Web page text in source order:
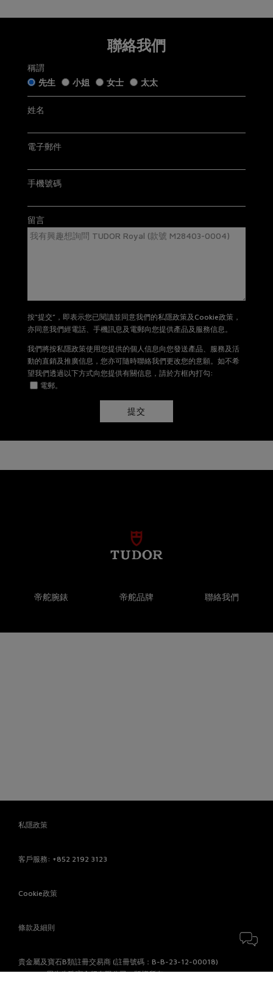
Tudor五年保用以保用證上日期起計 (保用證上日期按銷售發票
開立日期而定，保養內容詳情請參閱 Tudor官方網站
未曾佩戴、使用或修改，仍保持銷售時的狀態；及
聯絡客戶服務
電郵:watch@chowsangsang.com
星期一至星期日: 11AM -8PM
聯絡我們
稱謂
先生
小姐 女士 太太
姓名
電子郵件
手機號碼
留言
按“提交”，即表示您已閱讀並同意我們的私隱政策及Cookie政策，
亦同意我們經電話、手機訊息及電郵向您提供產品及服務信息。
我們將按私隱政策使用您提供的個人信息向您發送產品、服務及活
動的直銷及推廣信息，您亦可隨時聯絡我們更改您的意願。如不希
望我們透過以下方式向您提供有關信息，請於方框內打勾:
電郵。
提交
帝舵腕錶 帝舵品牌 聯絡我們
私隱政策
客戶服務: +852 2192 3123
Cookie政策
條款及細則
貴金屬及寶石B類註冊交易商 (註冊號碼：B-B-23-12-00018)
© 2026 周生生珠寶金行有限公司。版權所有。